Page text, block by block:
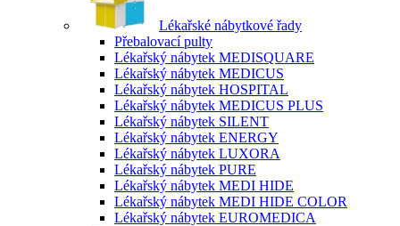
Lékařské nábytkové řady
Přebalovací pulty
Lékařský nábytek MEDISQUARE
Lékařský nábytek MEDICUS
Lékařský nábytek HOSPITAL
Lékařský nábytek MEDICUS PLUS
Lékařský nábytek SILENT
Lékařský nábytek ENERGY
Lékařský nábytek LUXORA
Lékařský nábytek PURE
Lékařský nábytek MEDI HIDE
Lékařský nábytek MEDI HIDE COLOR
Lékařský nábytek EUROMEDICA